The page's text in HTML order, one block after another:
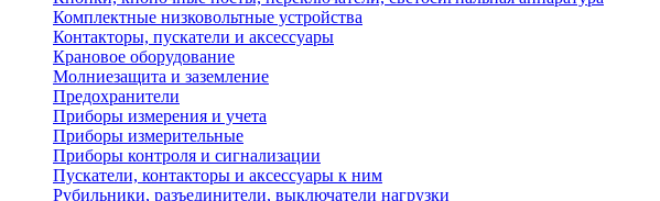
Комплектные низковольтные устройства
Контакторы, пускатели и аксессуары
Крановое оборудование
Молниезащита и заземление
Предохранители
Приборы измерения и учета
Приборы измерительные
Приборы контроля и сигнализации
Пускатели, контакторы и аксессуары к ним
Рубильники, разъединители, выключатели нагрузки